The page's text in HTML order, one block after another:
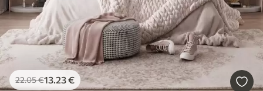
22.05€13 .23€